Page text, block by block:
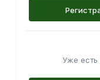
Уже есть